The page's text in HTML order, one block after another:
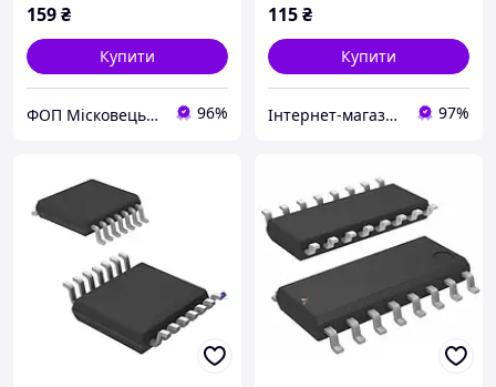
159₴
Купити
ФОП Місковець О.Г. 96%
115₴
Купити
Інтернет-магазин ЗНАКОМО! Відправка від 1 до 5 днів! На деякі товари може бути передплата! 97%